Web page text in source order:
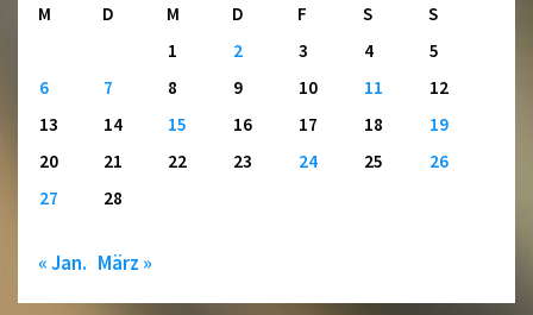
M
D M D F S
S
1
2 3 4
5
6
7 8 9 10 11
12
13
14 15 16 17 18
19
20
21 22 23 24 25
26
27
28
« Jan. März »